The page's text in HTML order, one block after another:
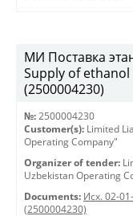
МИ Поставка
Supply of
(2500004230)
№: 2500004230
Customer(s): Limited
Operating Company"
Organizer of tender:
Uzbekistan Operating
Documents: Исх. 02-
(2500004230)